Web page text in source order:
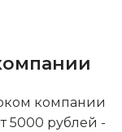
компании
5000 рублей -